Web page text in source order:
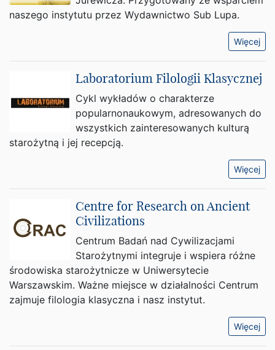
naszego instytutu przez Wydawnictwo Sub Lupa.
Więcej
Laboratorium Filologii Klasycznej
Cykl wykładów o charakterze
popularnonaukowym, adresowanych do
wszystkich zainteresowanych kulturą
starożytną i jej recepcją.
Więcej
Centre for Research on Ancient
Civilizations
Centrum Badań nad Cywilizacjami
Starożytnymi integruje i wspiera różne
środowiska starożytnicze w Uniwersytecie
Warszawskim. Ważne miejsce w działalności Centrum
zajmuje filologia klasyczna i nasz instytut.
Więcej